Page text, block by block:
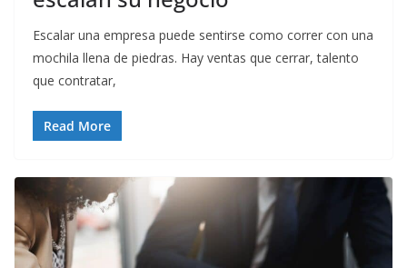
Escalar una empresa puede sentirse como correr con una
mochila llena de piedras. Hay ventas que cerrar, talento
que contratar,
Read More